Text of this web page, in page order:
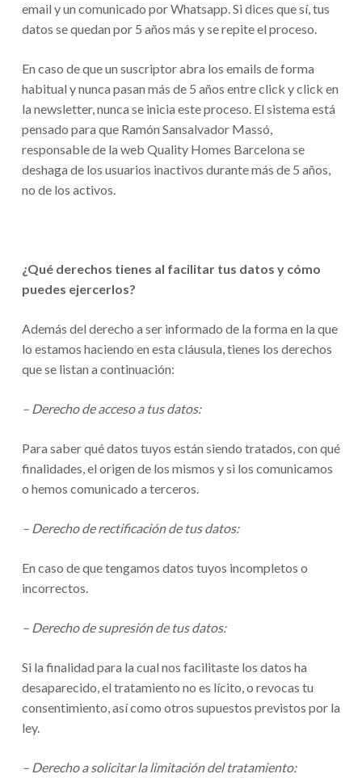
email y un comunicado por Whatsapp. Si dices que sí, tus
datos se quedan por 5 años más y se repite el proceso.
En caso de que un suscriptor abra los emails de forma
habitual y nunca pasan más de 5 años entre click y click en
la newsletter, nunca se inicia este proceso. El sistema está
pensado para que Ramón Sansalvador Massó,
responsable de la web Quality Homes Barcelona se
deshaga de los usuarios inactivos durante más de 5 años,
no de los activos.
¿Qué derechos tienes al facilitar tus datos y cómo
puedes ejercerlos?
Además del derecho a ser informado de la forma en la que
lo estamos haciendo en esta cláusula, tienes los derechos
que se listan a continuación:
– Derecho de acceso a tus datos:
Para saber qué datos tuyos están siendo tratados, con qué
finalidades, el origen de los mismos y si los comunicamos
o hemos comunicado a terceros.
– Derecho de rectificación de tus datos:
En caso de que tengamos datos tuyos incompletos o
incorrectos.
– Derecho de supresión de tus datos:
Si la finalidad para la cual nos facilitaste los datos ha
desaparecido, el tratamiento no es lícito, o revocas tu
consentimiento, así como otros supuestos previstos por la
ley.
– Derecho a solicitar la limitación del tratamiento: